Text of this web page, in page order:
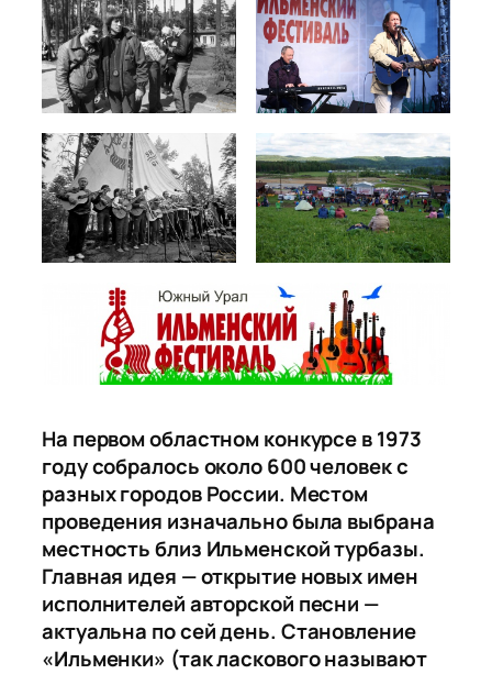
На первом областном конкурсе в 1973
году собралось около 600 человек с
разных городов России. Местом
проведения изначально была выбрана
местность близ Ильменской турбазы.
Главная идея — открытие новых имен
исполнителей авторской песни —
актуальна по сей день. Становление
«Ильменки» (так ласкового называют